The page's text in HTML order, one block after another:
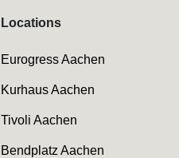
Locations
Eurogress Aachen
Kurhaus Aachen
Tivoli Aachen
Bendplatz Aachen